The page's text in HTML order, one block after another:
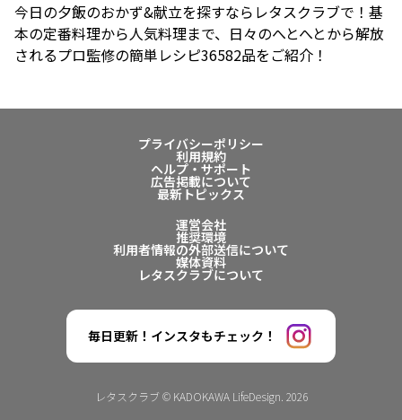
今日の夕飯のおかず&献立を探すならレタスクラブで！基
本の定番料理から人気料理まで、日々のへとへとから解放
されるプロ監修の簡単レシピ36582品をご紹介！
プライバシーポリシー
利用規約
ヘルプ・サポート
広告掲載について
最新トピックス
運営会社
推奨環境
利用者情報の外部送信について
媒体資料
レタスクラブについて
毎日更新！インスタもチェック！
レタスクラブ © KADOKAWA LifeDesign. 2026